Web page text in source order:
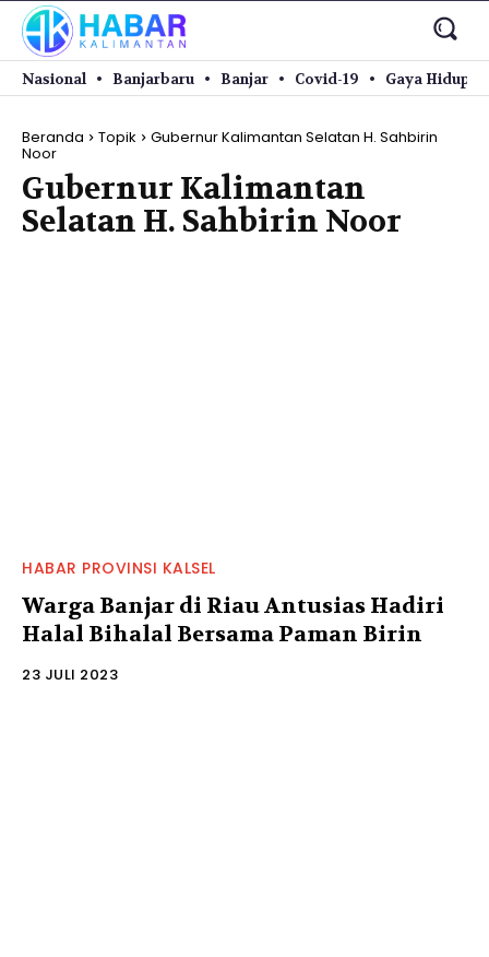
Nasional Banjarbaru Banjar Covid-19 Gaya Hidup
Beranda Topik Gubernur Kalimantan Selatan H. Sahbirin
Noor
Gubernur Kalimantan
Selatan H. Sahbirin Noor
HABAR PROVINSI KALSEL
Warga Banjar di Riau Antusias Hadiri
Halal Bihalal Bersama Paman Birin
23 JULI 2023